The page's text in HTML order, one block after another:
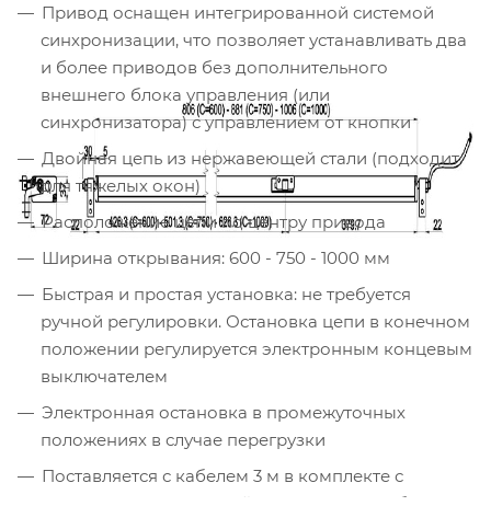
Привод оснащен интегрированной системой
синхронизации, что позволяет устанавливать два
и более приводов без дополнительного
внешнего блока управления (или
синхронизатора) с управлением от кнопки
Двойная цепь из нержавеющей стали (подходит
для тяжелых окон)
Расположение цепи по центру привода
Ширина открывания: 600 - 750 - 1000 мм
Быстрая и простая установка: не требуется
ручной регулировки. Остановка цепи в конечном
положении регулируется электронным концевым
выключателем
Электронная остановка в промежуточных
положениях в случае перегрузки
Поставляется с кабелем 3 м в комплекте с